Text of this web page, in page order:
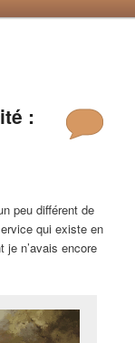
:
peu différent de
qui existe en
je n’avais encore